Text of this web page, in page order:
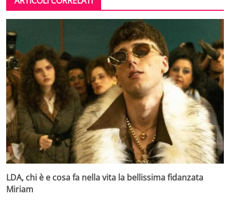
LDA, chi è e cosa fa nella vita la bellissima fidanzata
Miriam